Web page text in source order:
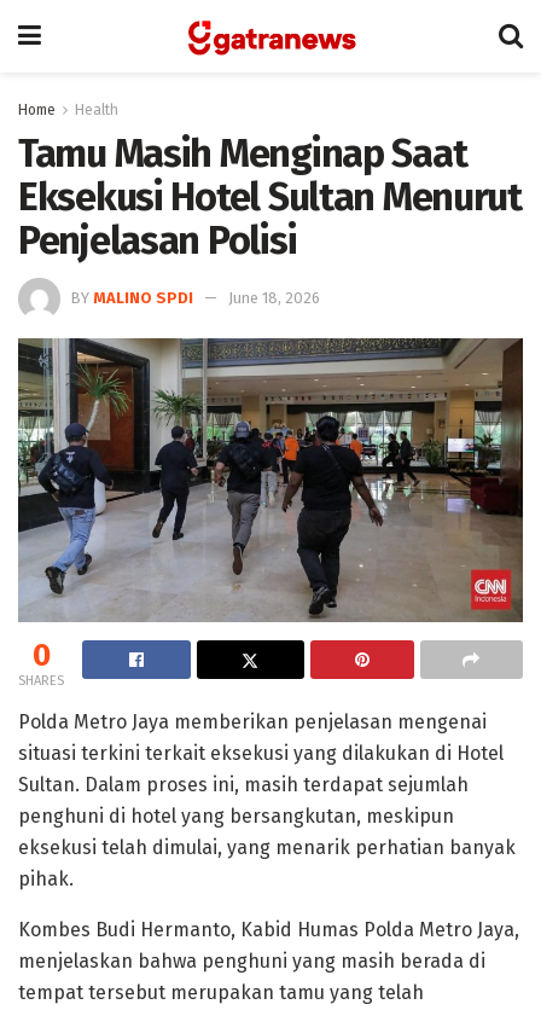
Home Health
Tamu Masih Menginap Saat
Eksekusi Hotel Sultan Menurut
Penjelasan Polisi
BY MALINO SPDI June 18, 2026
0
SHARES
Polda Metro Jaya memberikan penjelasan mengenai
situasi terkini terkait eksekusi yang dilakukan di Hotel
Sultan. Dalam proses ini, masih terdapat sejumlah
penghuni di hotel yang bersangkutan, meskipun
eksekusi telah dimulai, yang menarik perhatian banyak
pihak.
Kombes Budi Hermanto, Kabid Humas Polda Metro Jaya,
menjelaskan bahwa penghuni yang masih berada di
tempat tersebut merupakan tamu yang telah